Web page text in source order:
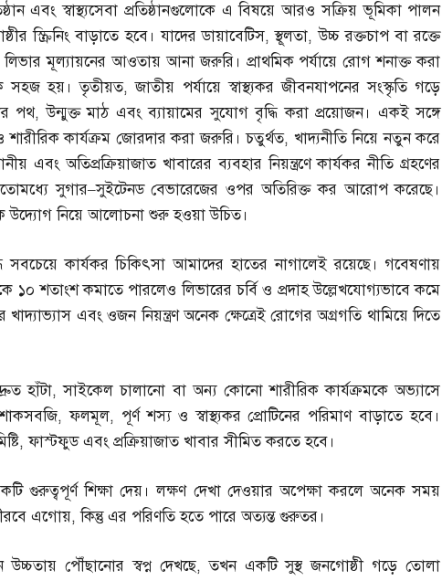
এবং স্বাস্থ্যসেবা প্রতিষ্ঠানগুলোকে এ বিষয়ে আরও সক্রিয় ভূমিকা পালন
স্ক্রিনিং বাড়াতে হবে। যাদের ডায়াবেটিস,স্থূলতা,উচ্চ রক্তচাপ বা রক্তে
লিভার মূল্যায়নের আওতায় আনা জরুরি। প্রাথমিক পর্যায়ে রোগ শনাক্ত করা
সহজ হয়। তৃতীয়ত,জাতীয় পর্যায়ে স্বাস্থ্যকর জীবনযাপনের সংস্কৃতি গড়ে
পথ,উন্মুক্ত মাঠ এবং ব্যায়ামের সুযোগ বৃদ্ধি করা প্রয়োজন। একই সঙ্গে
ও শারীরিক কার্যক্রম জোরদার করা জরুরি। চতুর্থত, খাদ্যনীতি নিয়ে নতুন করে
এবং অতিপ্রক্রিয়াজাত খাবারের ব্যবহার নিয়ন্ত্রণে কার্যকর নীতি গ্রহণের
সুগার–সুইটেনড বেভারেজের ওপর অতিরিক্ত কর আরোপ করেছে।
উদ্যোগ নিয়ে আলোচনা শুরু হওয়া উচিত।
সবচেয়ে কার্যকর চিকিৎসা আমাদের হাতের নাগালেই রয়েছে। গবেষণায়
১০ শতাংশ কমাতে পারলেও লিভারের চর্বি ও প্রদাহ উল্লেখযোগ্যভাবে কমে
খাদ্যাভ্যাস এবং ওজন নিয়ন্ত্রণ অনেক ক্ষেত্রেই রোগের অগ্রগতি থামিয়ে দিতে
হাঁটা,সাইকেল চালানো বা অন্য কোনো শারীরিক কার্যক্রমকে অভ্যাসে
,ফলমূল, পূর্ণ শস্য ও স্বাস্থ্যকর প্রোটিনের পরিমাণ বাড়াতে হবে।
,ফাস্টফুড এবং প্রক্রিয়াজাত খাবার সীমিত করতে হবে।
গুরুত্বপূর্ণ শিক্ষা দেয়। লক্ষণ দেখা দেওয়ার অপেক্ষা করলে অনেক সময়
এগোয়,কিন্তু এর পরিণতি হতে পারে অত্যন্ত গুরুতর।
পৌঁছানোর স্বপ্ন দেখছে,তখন একটি সুস্থ জনগোষ্ঠী গড়ে তোলা